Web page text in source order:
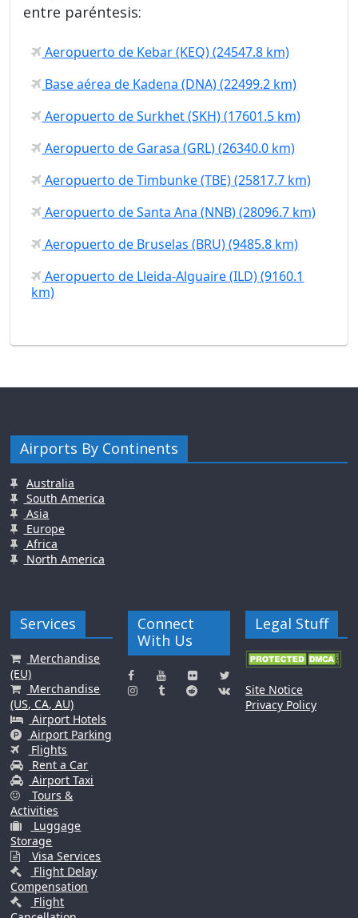
entre paréntesis:
Aeropuerto de Kebar (KEQ) (24547.8 km)
Base aérea de Kadena (DNA) (22499.2 km)
Aeropuerto de Surkhet (SKH) (17601.5 km)
Aeropuerto de Garasa (GRL) (26340.0 km)
Aeropuerto de Timbunke (TBE) (25817.7 km)
Aeropuerto de Santa Ana (NNB) (28096.7 km)
Aeropuerto de Bruselas (BRU) (9485.8 km)
Aeropuerto de Lleida-Alguaire (ILD) (9160.1
km)
Airports By Continents
Australia
South America
Asia
Europe
Africa
North America
Services
Merchandise
(EU)
Merchandise
(US, CA, AU)
Airport Hotels
Airport Parking
Flights
Rent a Car
Airport Taxi
Tours &
Activities
Luggage
Storage
Visa Services
Flight Delay
Compensation
Flight
Connect
With Us
Legal Stuff
Site Notice
Privacy Policy